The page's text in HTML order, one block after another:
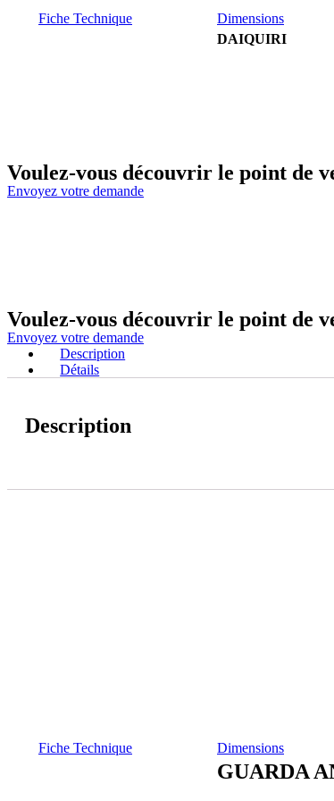
Fiche Technique
Dimensions
DAIQUIRI
Voulez-vous découvrir le point de
Envoyez votre demande
Voulez-vous découvrir le point de
Envoyez votre demande
Description
Détails
Description
Fiche Technique Dimensions
GUARDA